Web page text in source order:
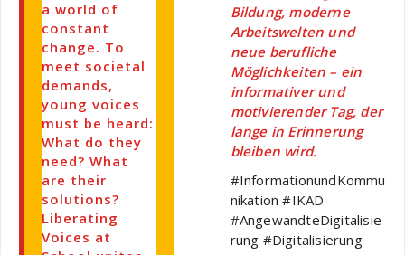
a world of
constant
change. To
meet societal
demands,
young voices
must be heard:
What do they
need? What
are their
solutions?
Liberating
Voices at
Bildung, moderne
Arbeitswelten und
neue berufliche
Möglichkeiten – ein
informativer und
motivierender Tag, der
lange in Erinnerung
bleiben wird.
#InformationundKommu
nikation #IKAD
#AngewandteDigitalisie
rung #Digitalisierung